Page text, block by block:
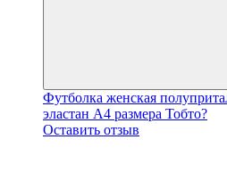
Футболка женская
эластан А4 размера Тобто?
Оставить отзыв